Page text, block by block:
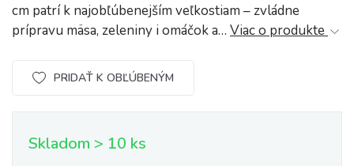
cm patrí k najobľúbenejším veľkostiam – zvládne
prípravu mäsa, zeleniny i omáčok a… Viac o produkte
PRIDAŤ K OBĽÚBENÝM
Skladom > 10 ks